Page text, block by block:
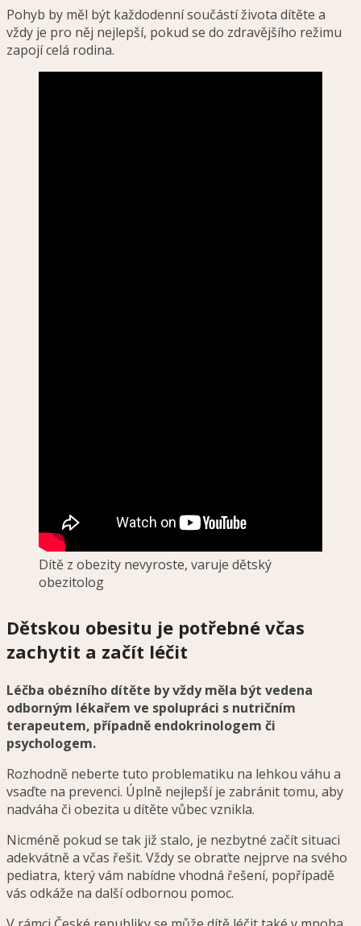
Pohyb by měl být každodenní součástí života dítěte a
vždy je pro něj nejlepší, pokud se do zdravějšího režimu
zapojí celá rodina.
Dítě z obezity nevyroste, varuje dětský
obezitolog
Dětskou obesitu je potřebné včas
zachytit a začít léčit
Léčba obézního dítěte by vždy měla být vedena
odborným lékařem ve spolupráci s nutričním
terapeutem, případně endokrinologem či
psychologem.
Rozhodně neberte tuto problematiku na lehkou váhu a
vsaďte na prevenci. Úplně nejlepší je zabránit tomu, aby
nadváha či obezita u dítěte vůbec vznikla.
Nicméně pokud se tak již stalo, je nezbytné začít situaci
adekvátně a včas řešit. Vždy se obraťte nejprve na svého
pediatra, který vám nabídne vhodná řešení, popřípadě
vás odkáže na další odbornou pomoc.